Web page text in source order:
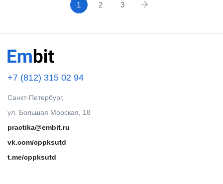
1 2 3
+7 (812) 315 02 94
Санкт-Петербург,
ул. Большая Морская, 18
practika@embit.ru
vk.com/cppksutd
t.me/cppksutd